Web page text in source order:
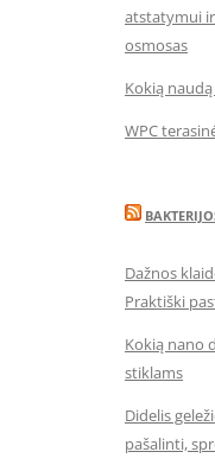
atstatymui
osmosas
Kokią
WPC
Dažnos
Praktiški
Kokią nano
stiklams
Didelis
pašalinti,